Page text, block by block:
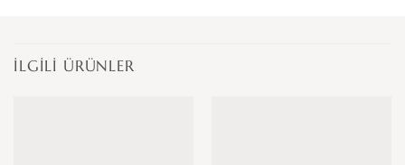
İLGILI ÜRÜNLER